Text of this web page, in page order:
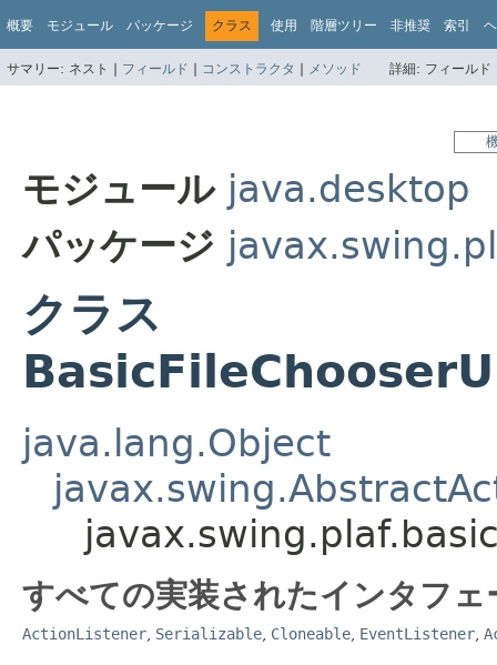
概要 モジュール パッケージ クラス 使用 階層ツリー 非推奨 索引
サマリー: ネスト | フィールド | コンストラクタ | メソッド 詳細: フィール
モジュール java.desktop
パッケージ
クラス
java.lang.Object
すべての実装されたインタフ
ActionListener Serializable Cloneable EventListener